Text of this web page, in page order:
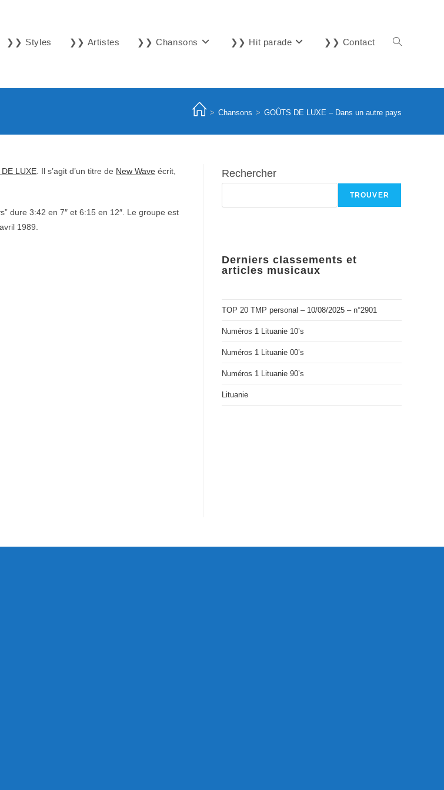
❯❯ Styles ❯❯ Artistes ❯❯ Chansons ❯❯ Hit parade ❯❯ Contact Toggle
> Chansons > GOÛTS DE LUXE – Dans un autre pays
LUXE . Il s’agit d’un titre de New Wave écrit,
dure 3:42 en 7″ et 6:15 en 12″. Le groupe est
1989.
Rechercher
TROUVER
Derniers classements et
articles musicaux
TOP 20 TMP personal – 10/08/2025 – n°2901
Numéros 1 Lituanie 10’s
Numéros 1 Lituanie 00’s
Numéros 1 Lituanie 90’s
Lituanie